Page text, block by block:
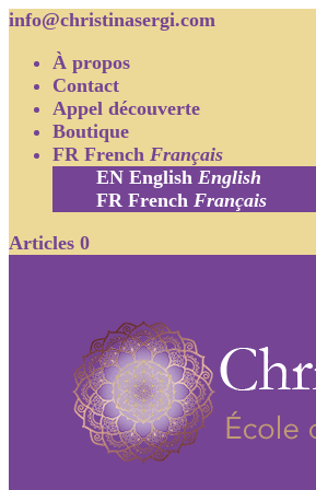
info@christinasergi.com
À propos
Contact
Appel découverte
Boutique
FR French Français
EN English English
FR French Français
Articles 0